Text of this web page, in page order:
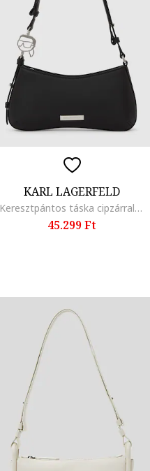
KARL LAGERFELD
Keresztpántos táska cipzárral, Fekete
45.299 Ft